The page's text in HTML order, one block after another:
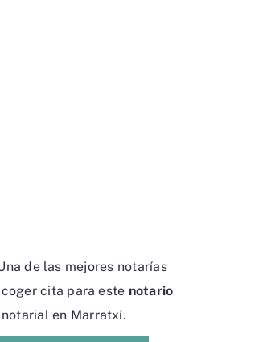
de las mejores notarías
coger cita para este notario
en Marratxí.